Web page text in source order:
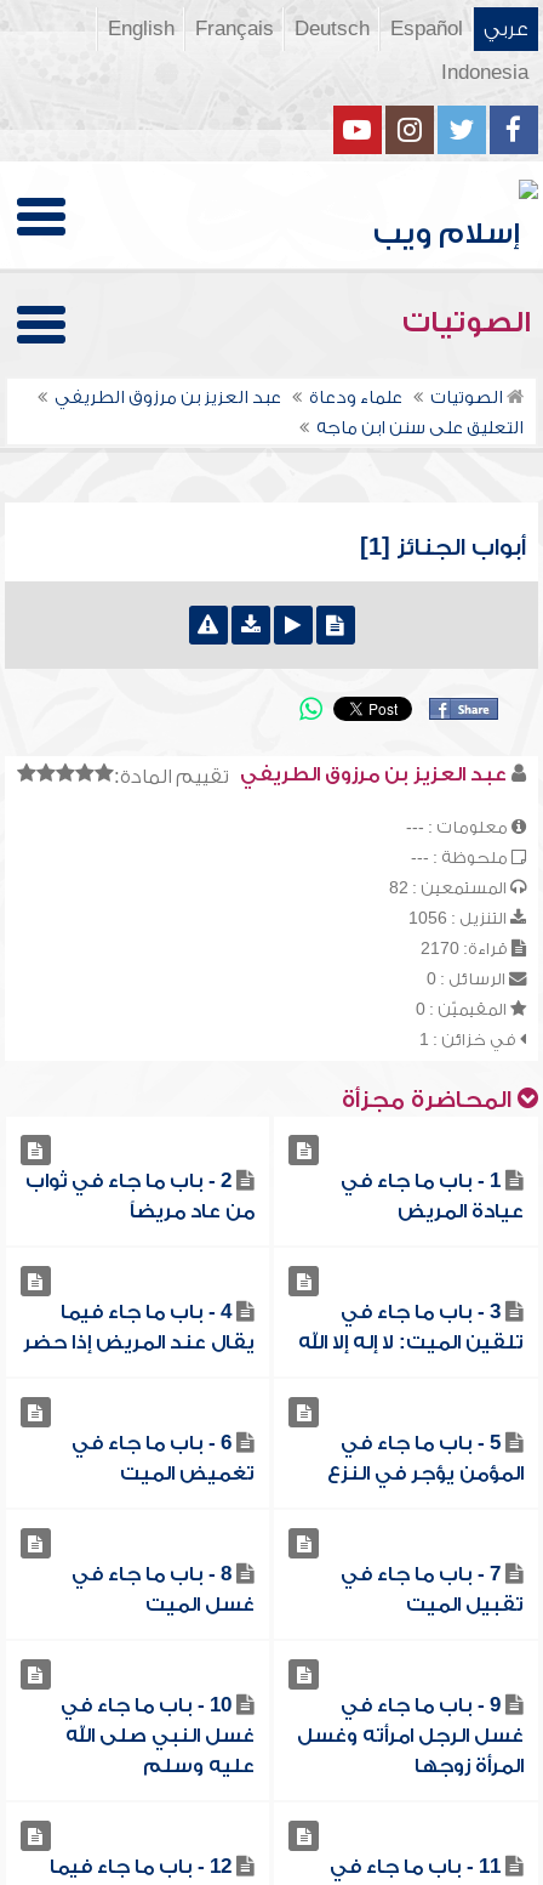
عربي Español
Deutsch
Français
English
Indonesia
الصوتيات
الصوتيات علماء ودعاة
عبد العزيز بن مرزوق الطريفي
التعليق على سنن ابن ماجه
أبواب الجنائز [1]
تقييم المادة: عبد العزيز بن مرزوق الطريفي
معلومات : ---
ملحوظة : ---
المستمعين : 82
التنزيل : 1056
قراءة: 2170
الرسائل : 0
المقيميّن : 0
في خزائن : 1
المحاضرة مجزأة
1 - باب ما جاء في
عيادة المريض
2 - باب ما جاء في ثواب
من عاد مريضاً
3 - باب ما جاء في
تلقين الميت: لا إله إلا الله
4 - باب ما جاء فيما
يقال عند المريض إذا حضر
5 - باب ما جاء في
المؤمن يؤجر في النزع
6 - باب ما جاء في
تغميض الميت
7 - باب ما جاء في
تقبيل الميت
8 - باب ما جاء في
غسل الميت
9 - باب ما جاء في
غسل الرجل امرأته وغسل
المرأة زوجها
10 - باب ما جاء في
غسل النبي صلى الله
عليه وسلم
11 - باب ما جاء في
12 - باب ما جاء فيما